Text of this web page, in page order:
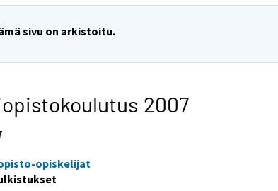
sivu on arkistoitu.
2007
opiskelijat